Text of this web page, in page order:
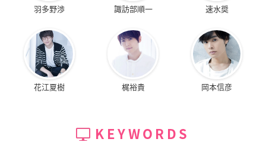
羽多野渉 諏訪部順一 速水奨
花江夏樹 梶裕貴 岡本信彦
KEYWORDS